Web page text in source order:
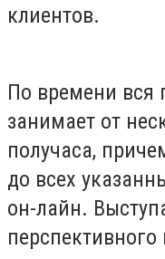
клиентов.
По времени вся
занимает от
получаса,
до всех
он-лайн.